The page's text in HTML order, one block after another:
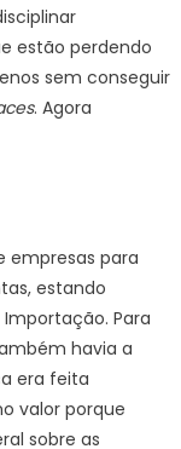
estão perdendo
sem conseguir
. Agora
empresas para
estando
Para
havia a
era feita
valor porque
sobre as